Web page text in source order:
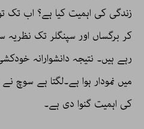
زندگی کی اہمیت کیا ہے؟ اب تک
کر برگساں اور سپنگلر تک نظریہ
رہے ہیں۔ نتیجہ دانشوارانہ
میں نمودار ہوا ہے۔لگتا ہے سوچ
کی اہمیت گنوا دی ہے۔